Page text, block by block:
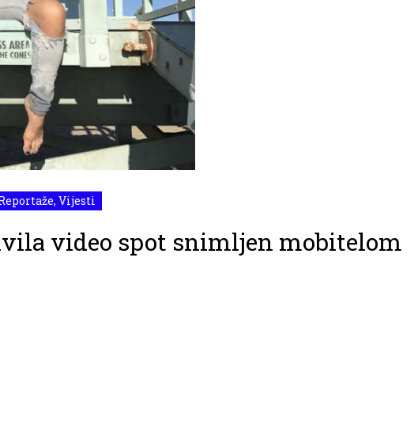
, Vijesti
video spot snimljen mobitelom